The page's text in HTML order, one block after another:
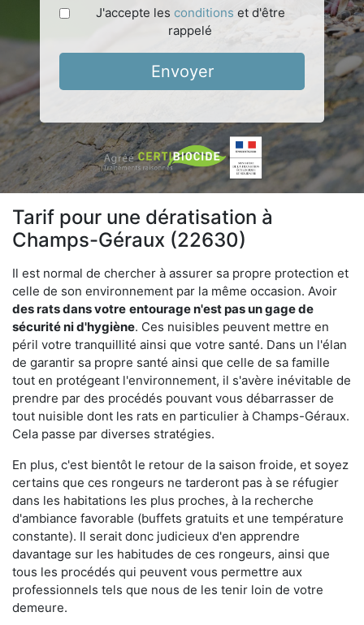
J'accepte les conditions et d'être
rappelé
Envoyer
Tarif pour une dératisation à
Champs-Géraux (22630)
Il est normal de chercher à assurer sa propre protection et
celle de son environnement par la même occasion. Avoir
des rats dans votre entourage n'est pas un gage de
sécurité ni d'hygiène. Ces nuisibles peuvent mettre en
péril votre tranquillité ainsi que votre santé. Dans un l'élan
de garantir sa propre santé ainsi que celle de sa famille
tout en protégeant l'environnement, il s'avère inévitable de
prendre par des procédés pouvant vous débarrasser de
tout nuisible dont les rats en particulier à Champs-Géraux.
Cela passe par diverses stratégies.
En plus, c'est bientôt le retour de la saison froide, et soyez
certains que ces rongeurs ne tarderont pas à se réfugier
dans les habitations les plus proches, à la recherche
d'ambiance favorable (buffets gratuits et une température
constante). Il serait donc judicieux d'en apprendre
davantage sur les habitudes de ces rongeurs, ainsi que
tous les procédés qui peuvent vous permettre aux
professionnels tels que nous de les tenir loin de votre
demeure.